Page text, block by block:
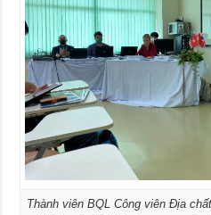
Thành viên BQL Công viên Địa